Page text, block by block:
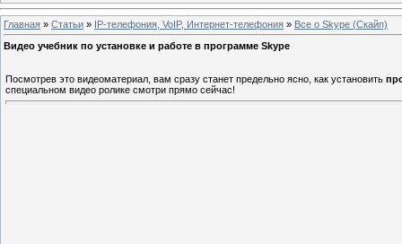
Главная » Статьи » IP-телефония, VoIP, Интернет-телефония » Все о Skype (Скайп)
Видео учебник по установке и работе в программе Skype
Посмотрев это видеоматериал, вам сразу станет предельно ясно, как установить
специальном видео ролике смотри прямо сейчас!